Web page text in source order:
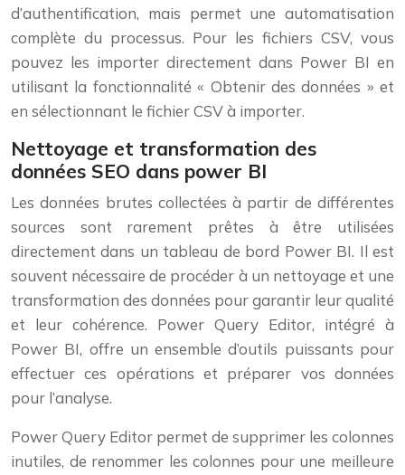
d’authentification, mais permet une automatisation
complète du processus. Pour les fichiers CSV, vous
pouvez les importer directement dans Power BI en
utilisant la fonctionnalité « Obtenir des données » et
en sélectionnant le fichier CSV à importer.
Nettoyage et transformation des
données SEO dans power BI
Les données brutes collectées à partir de différentes
sources sont rarement prêtes à être utilisées
directement dans un tableau de bord Power BI. Il est
souvent nécessaire de procéder à un nettoyage et une
transformation des données pour garantir leur qualité
et leur cohérence. Power Query Editor, intégré à
Power BI, offre un ensemble d’outils puissants pour
effectuer ces opérations et préparer vos données
pour l’analyse.
Power Query Editor permet de supprimer les colonnes
inutiles, de renommer les colonnes pour une meilleure